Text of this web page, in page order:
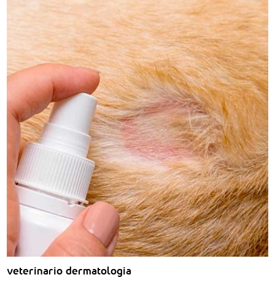
veterinario dermatologia